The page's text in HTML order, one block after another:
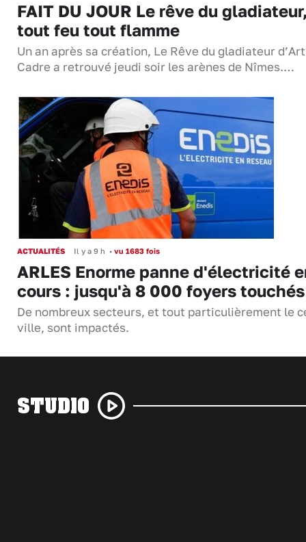
FAIT DU JOUR Le rêve du
tout feu tout flamme
Un an après sa création, Le Rêve du gladiateur
Cadre a retrouvé jeudi soir les arènes de Nîmes.…
ACTUALITÉS Il y a 9 h • vu 1683 fois
ARLES Enorme panne d'électricité
cours : jusqu'à 8 000 foyers touchés
De nombreux secteurs, et tout particulièrement le
ville, sont impactés.
STUDIO